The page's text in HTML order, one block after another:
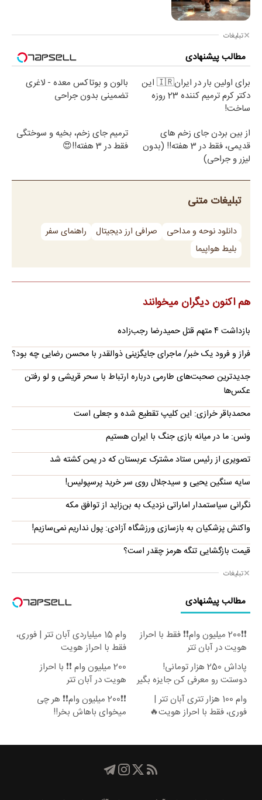
تبلیغات
مطالب پیشنهادی
برای اولین بار در ایران🇮🇷 این
دکتر کرم ترمیم کننده 23 روزه
ساخت!
بالون و بوتاکس معده - لاغری
تضمینی بدون جراحی
از بین بردن جای زخم های
قدیمی، فقط در 3 هفته!! (بدون
لیزر و جراحی)
ترمیم جای زخم، بخیه و سوختگی
فقط در 3 هفته!!😍
تبلیغات متنی
دانلود نوحه و مداحی صرافی ارز دیجیتال
راهنمای سفر
بلیط هواپیما
هم اکنون دیگران میخوانند
بازداشت ۴ متهم قتل حمیدرضا رجب‌زاده
فراز و فرود یک خبر/ ماجرای جایگزینی ذوالقدر با محسن رضایی چه بود؟
جدیدترین صحبت‌های طارمی درباره ارتباط با سحر قریشی و لو رفتن
عکس‌ها
محمدباقر خرازی: این کلیپ تقطیع شده و جعلی است
ونس: ما در میانه بازی جنگ با ایران هستیم
تصویری از رئیس ستاد مشترک عربستان که در یمن کشته شد
سایه سنگین یحیی و سیدجلال روی سر خرید پرسپولیس!
نگرانی سیاستمدار اماراتی نزدیک به بن‌زاید از توافق مکه
واکنش پزشکیان به بازسازی ورزشگاه آزادی: پول نداریم نمی‌سازیم!
قیمت بازگشایی تنگه هرمز چقدر است؟
تبلیغات
مطالب پیشنهادی
❗❗200 میلیون وام❗❗ فقط با احراز
هویت در آبان تتر
وام 15 میلیاردی آبان تتر | فوری،
فقط با احراز هویت
پاداش 250 هزار تومانی!
دوستت رو معرفی کن جایزه بگیر
😍
200 میلیون وام ❗❗ با احراز
هویت در آبان تتر
وام 100 هزار تتری آبان تتر |
فوری، فقط با احراز هویت🔥
❗❗200 میلیون وام❗❗ هر چی
میخوای باهاش بخر!!